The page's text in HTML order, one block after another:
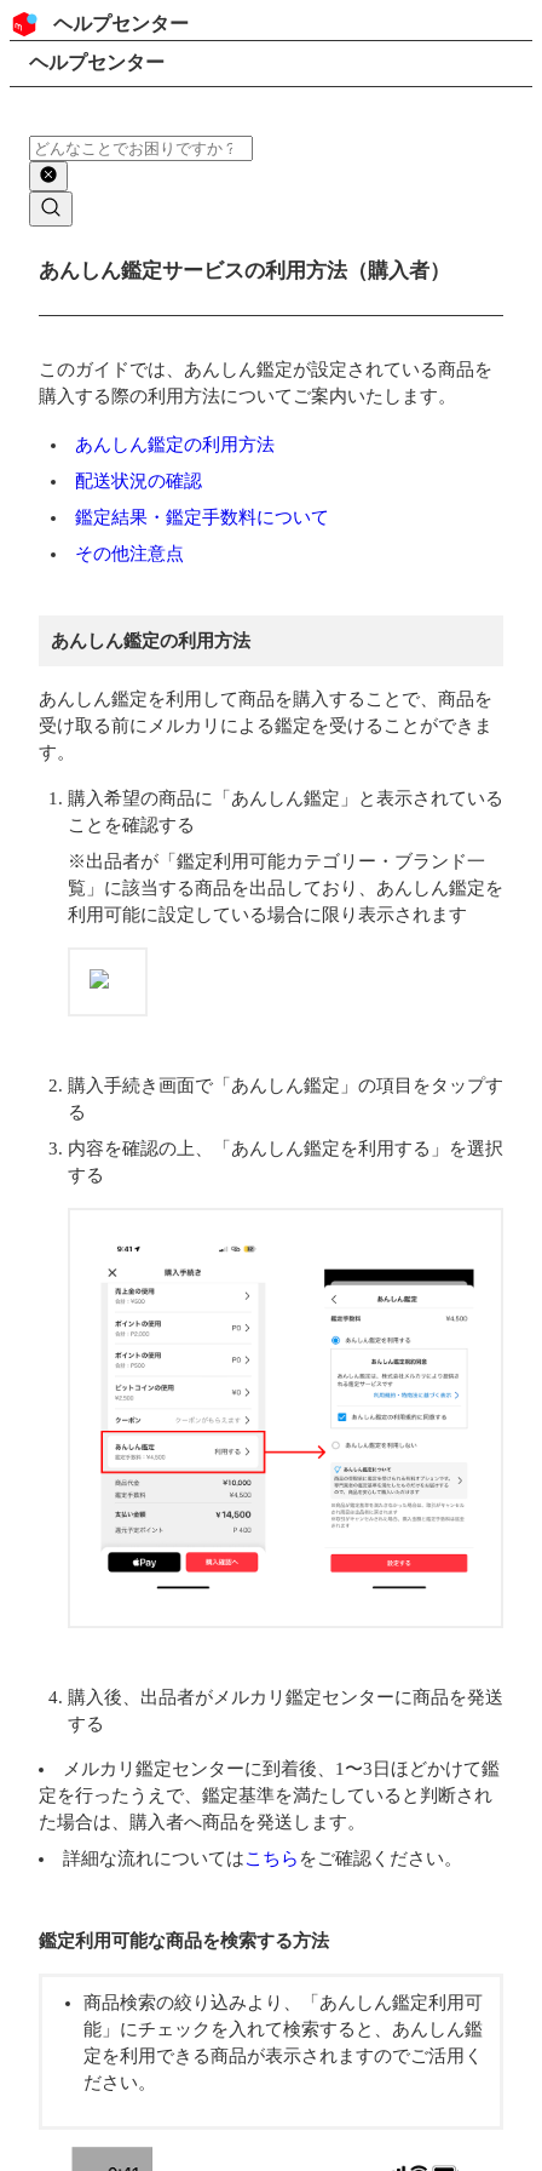
コンテンツにスキップ
ヘッダー
ヘルプセンター
検索
パンくずリスト
ヘルプセンター
検索
メインコンテンツ
あんしん鑑定サービスの利用方法（購入者）
このガイドでは、あんしん鑑定が設定されている商品を
購入する際の利用方法についてご案内いたします。
あんしん鑑定の利用方法
配送状況の確認
鑑定結果・鑑定手数料について
その他注意点
あんしん鑑定の利用方法
あんしん鑑定を利用して商品を購入することで、商品を
受け取る前にメルカリによる鑑定を受けることができま
す。
購入希望の商品に「あんしん鑑定」と表示されている
ことを確認する
※出品者が「鑑定利用可能カテゴリー・ブランド一
覧」に該当する商品を出品しており、あんしん鑑定を
利用可能に設定している場合に限り表示されます
購入手続き画面で「あんしん鑑定」の項目をタップす
る
内容を確認の上、「あんしん鑑定を利用する」を選択
する
購入後、出品者がメルカリ鑑定センターに商品を発送
する
メルカリ鑑定センターに到着後、1〜3日ほどかけて鑑
定を行ったうえで、鑑定基準を満たしていると判断され
た場合は、購入者へ商品を発送します。
詳細な流れについてはこちら をご確認ください。
鑑定利用可能な商品を検索する方法
商品検索の絞り込みより、「あんしん鑑定利用可
能」にチェックを入れて検索すると、あんしん鑑
定を利用できる商品が表示されますのでご活用く
ださい。